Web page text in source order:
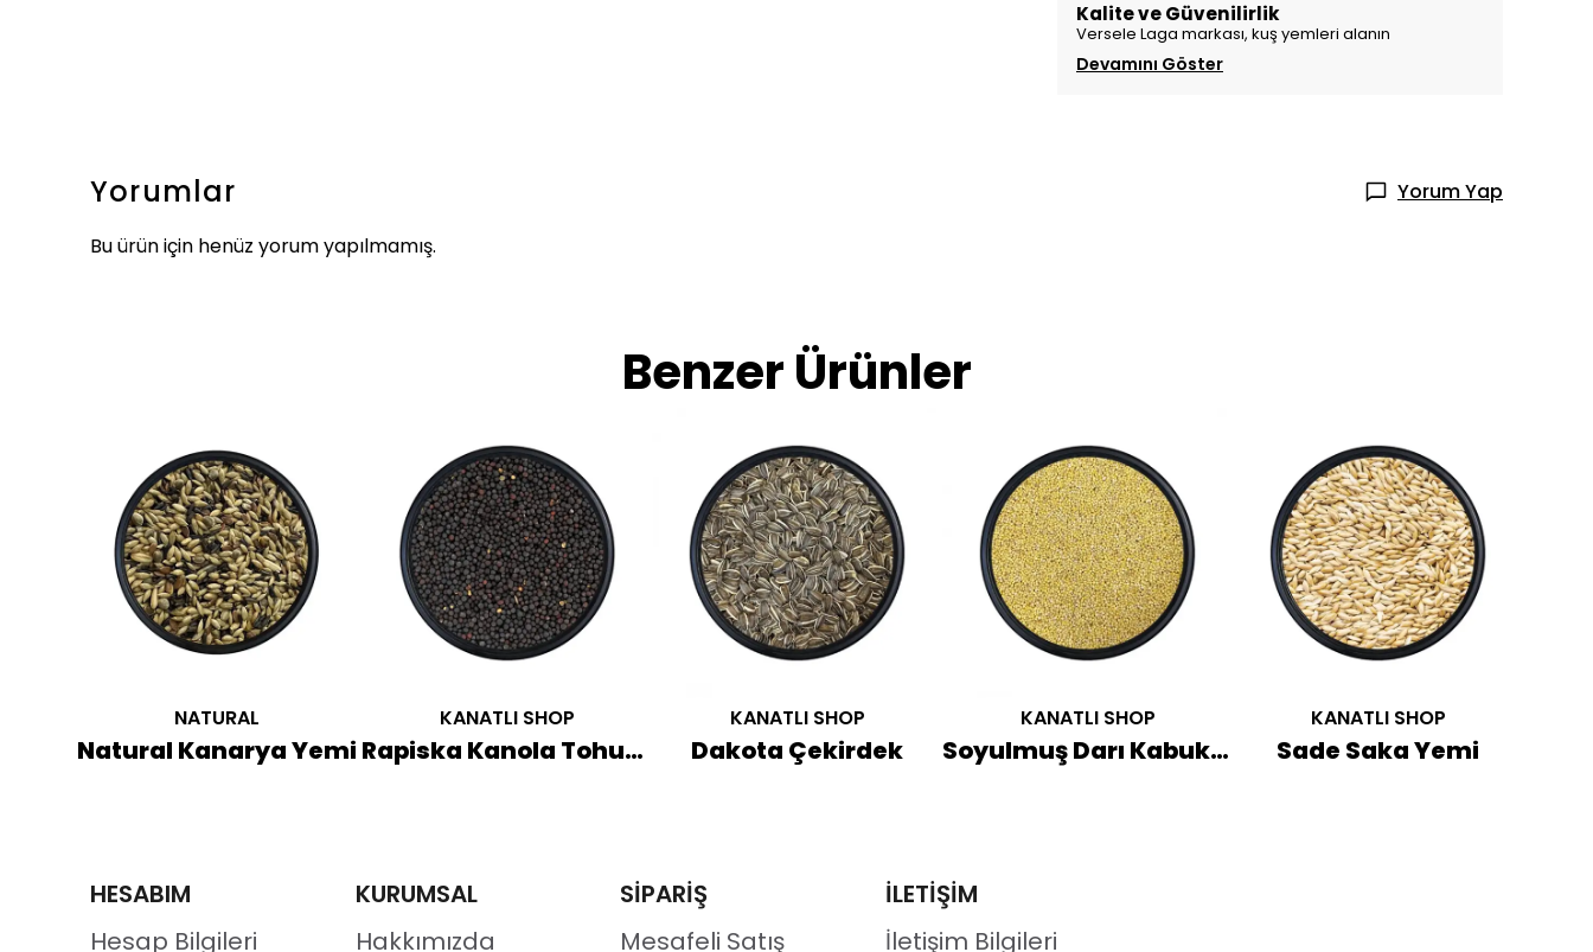
Kalite ve Güvenilirlik
Versele Laga markası, kuş yemleri alanın
Devamını Göster
Yorumlar
Yorum Yap
Bu ürün için henüz yorum yapılmamış.
Benzer Ürünler
NATURAL
Natural Kanarya Yemi
KANATLI SHOP
Rapiska Kanola Tohumu
KANATLI SHOP
Dakota Çekirdek
KANATLI SHOP
Soyulmuş Darı Kabuksuz
KANATLI SHOP
Sade Saka Yemi
HESABIM
Hesap Bilgileri
KURUMSAL
Hakkımızda
SİPARİŞ
Mesafeli Satış
İLETİŞİM
İletişim Bilgileri